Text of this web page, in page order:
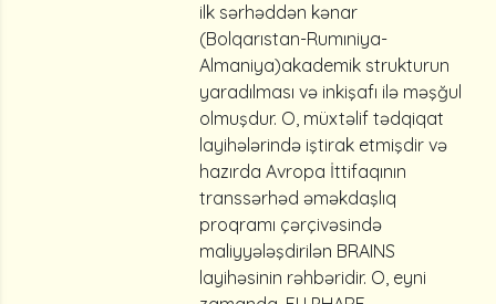
ilk sərhəddən kənar
(Bolqarıstan-Rumıniya-
Almaniya)akademik strukturun
yaradılması və inkişafı ilə məşğul
olmuşdur. O, müxtəlif tədqiqat
layihələrində iştirak etmişdir və
hazırda Avropa İttifaqının
transsərhəd əməkdaşlıq
proqramı çərçivəsində
maliyyələşdirilən BRAINS
layihəsinin rəhbəridir. O, eyni